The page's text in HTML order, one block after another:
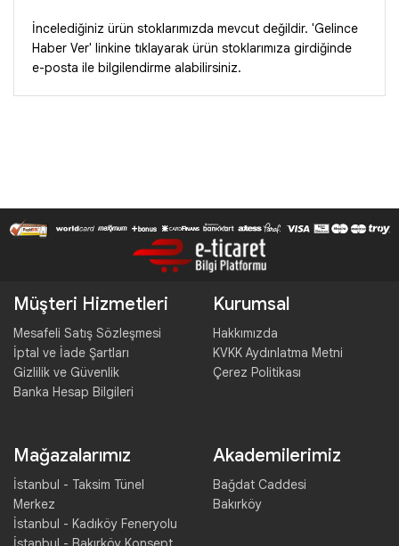
İncelediğiniz ürün stoklarımızda mevcut değildir. 'Gelince
Haber Ver' linkine tıklayarak ürün stoklarımıza girdiğinde
e-posta ile bilgilendirme alabilirsiniz.
Müşteri Hizmetleri
Mesafeli Satış Sözleşmesi
İptal ve İade Şartları
Gizlilik ve Güvenlik
Banka Hesap Bilgileri
Kurumsal
Hakkımızda
KVKK Aydınlatma Metni
Çerez Politikası
Mağazalarımız
İstanbul - Taksim Tünel
Merkez
İstanbul - Kadıköy Feneryolu
Akademilerimiz
Bağdat Caddesi
Bakırköy